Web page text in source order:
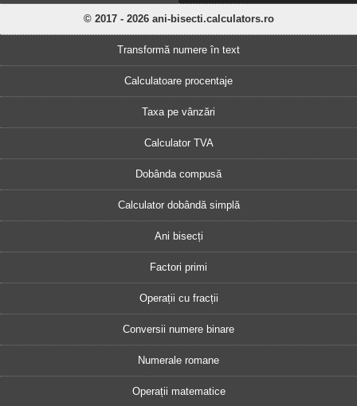
© 2017 - 2026 ani-bisecti.calculators.ro
Transformă numere în text
Calculatoare procentaje
Taxa pe vânzări
Calculator TVA
Dobânda compusă
Calculator dobândă simplă
Ani bisecți
Factori primi
Operații cu fracții
Conversii numere binare
Numerale romane
Operații matematice